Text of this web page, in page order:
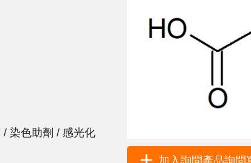
染色助劑 / 感光化